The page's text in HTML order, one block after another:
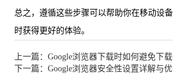
总之，遵循这些步骤可以帮助你在移动设
时获得更好的体验。
下一篇：Google浏览器安全性设置详解与